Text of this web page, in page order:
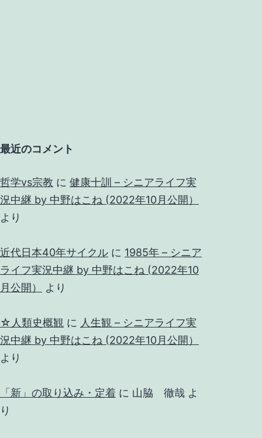
最近のコメント
哲学vs宗教 に 健康十訓 – シニアライフ実
況中継 by 中野はこね (2022年10月公開）
より
近代日本40年サイクル に 1985年 – シニア
ライフ実況中継 by 中野はこね (2022年10
月公開）
より
☆人類史概観 に 人生観 – シニアライフ実
況中継 by 中野はこね (2022年10月公開）
より
「新」の取り込み・定着 に 山脇 徹哉 よ
り